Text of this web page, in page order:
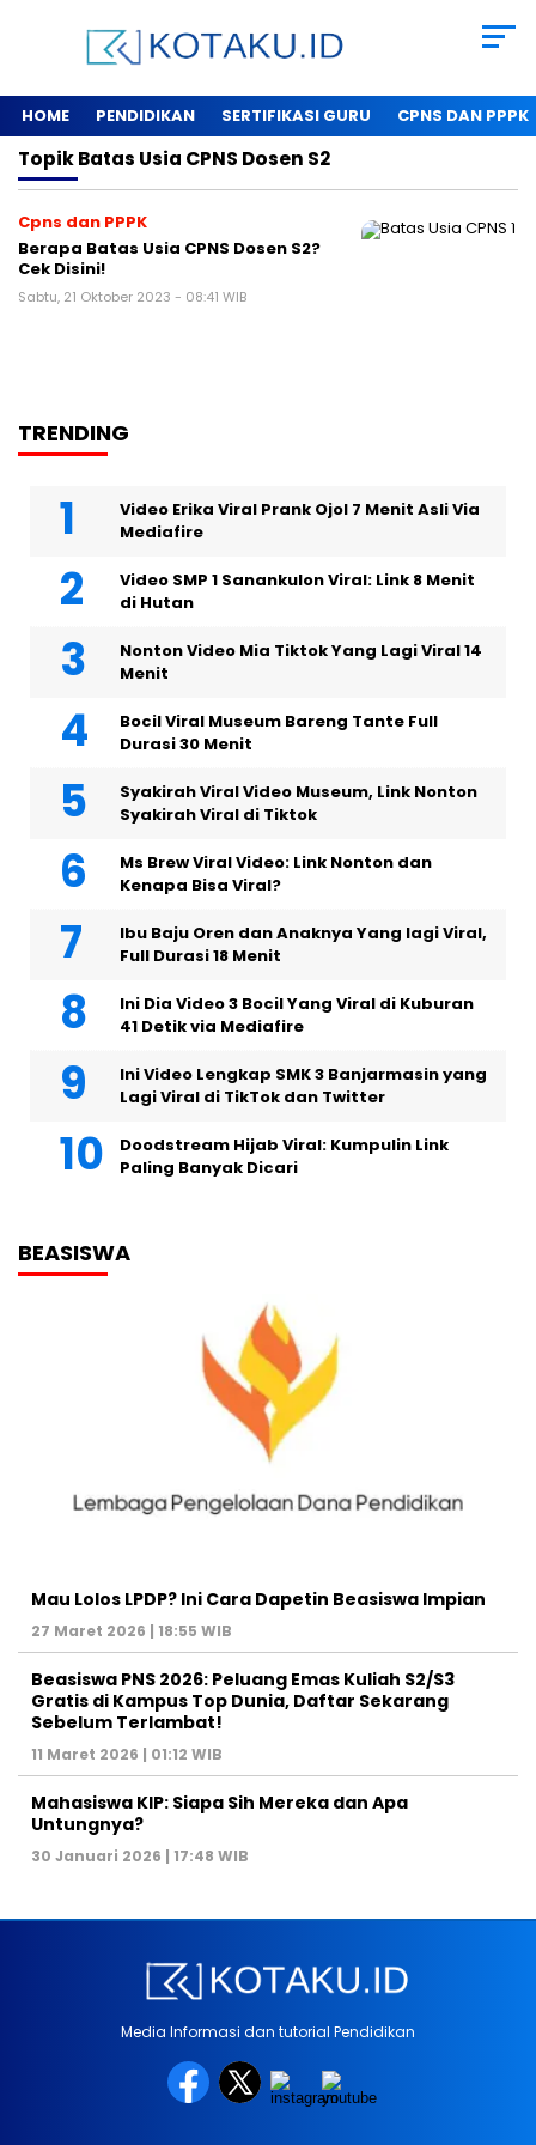
HOME PENDIDIKAN SERTIFIKASI GURU CPNS DAN PPPK
TopikBatas Usia CPNS Dosen S2
Cpns dan PPPK
Berapa Batas Usia CPNS Dosen S2?
Cek Disini!
Sabtu, 21 Oktober 2023 - 08:41 WIB
TRENDING
Video Erika Viral Prank Ojol 7 Menit Asli Via
Mediafire
Video SMP 1 Sanankulon Viral: Link 8 Menit
di Hutan
Nonton Video Mia Tiktok Yang Lagi Viral 14
Menit
Bocil Viral Museum Bareng Tante Full
Durasi 30 Menit
Syakirah Viral Video Museum, Link Nonton
Syakirah Viral di Tiktok
Ms Brew Viral Video: Link Nonton dan
Kenapa Bisa Viral?
Ibu Baju Oren dan Anaknya Yang lagi Viral,
Full Durasi 18 Menit
Ini Dia Video 3 Bocil Yang Viral di Kuburan
41 Detik via Mediafire
Ini Video Lengkap SMK 3 Banjarmasin yang
Lagi Viral di TikTok dan Twitter
Doodstream Hijab Viral: Kumpulin Link
Paling Banyak Dicari
BEASISWA
Mau Lolos LPDP? Ini Cara Dapetin Beasiswa Impian
27 Maret 2026 | 18:55 WIB
Beasiswa PNS 2026: Peluang Emas Kuliah S2/S3
Gratis di Kampus Top Dunia, Daftar Sekarang
Sebelum Terlambat!
11 Maret 2026 | 01:12 WIB
Mahasiswa KIP: Siapa Sih Mereka dan Apa
Untungnya?
30 Januari 2026 | 17:48 WIB
Media Informasi dan tutorial Pendidikan